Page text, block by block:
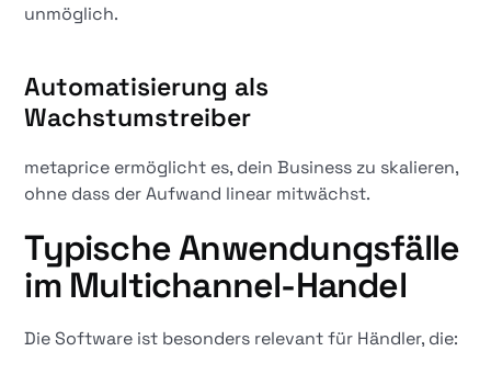
unmöglich.
Automatisierung als
Wachstumstreiber
metaprice ermöglicht es, dein Business zu skalieren,
ohne dass der Aufwand linear mitwächst.
Typische Anwendungsfälle
im Multichannel-Handel
Die Software ist besonders relevant für Händler, die: